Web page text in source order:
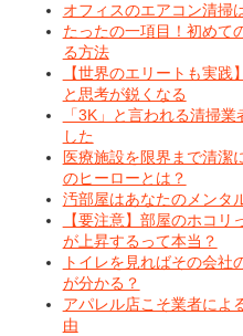
オフィスのエアコン清掃
たったの一項目！初めて
る方法
【世界のエリートも実
と思考が鋭くなる
「3K」と言われる清掃
した
医療施設を限界まで清潔
のヒーローとは？
汚部屋はあなたのメンタ
【要注意】部屋のホコ
が上昇するって本当？
トイレを見ればその会社
が分かる？
アパレル店こそ業者によ
由